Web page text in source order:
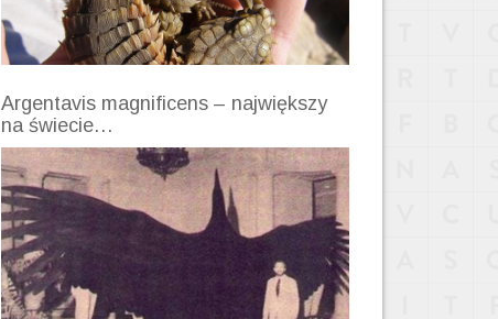
Argentavis magnificens – największy
na świecie…